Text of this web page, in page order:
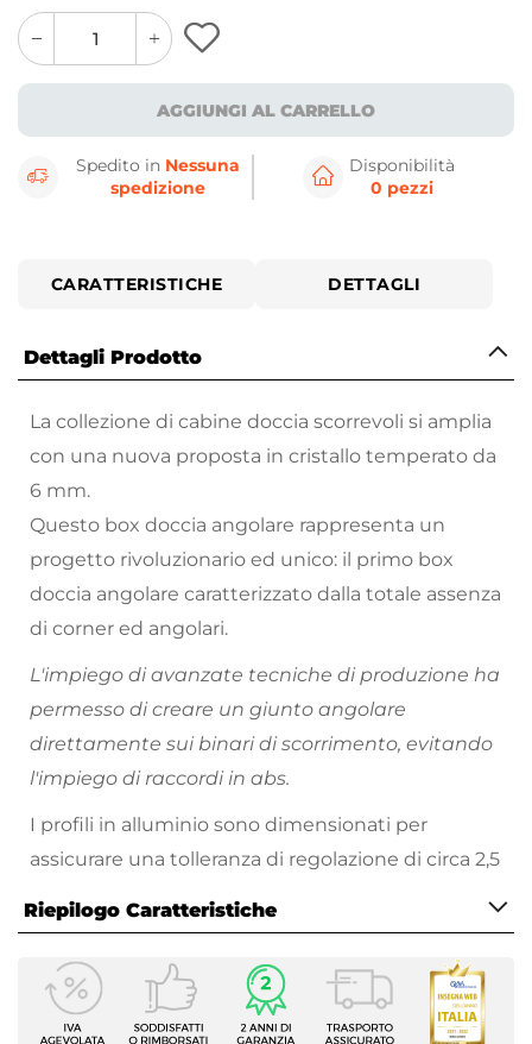
quantity
button
quantity
minus
button
AGGIUNGI AL CARRELLO
Spedito in Nessuna
spedizione
Disponibilità
0 pezzi
CARATTERISTICHE DETTAGLI
Dettagli Prodotto
La collezione di cabine doccia scorrevoli si amplia
con una nuova proposta in cristallo temperato da
6 mm.
Questo box doccia angolare rappresenta un
progetto rivoluzionario ed unico: il primo box
doccia angolare caratterizzato dalla totale assenza
di corner ed angolari.
L'impiego di avanzate tecniche di produzione ha
permesso di creare un giunto angolare
direttamente sui binari di scorrimento, evitando
l'impiego di raccordi in abs.
I profili in alluminio sono dimensionati per
assicurare una tolleranza di regolazione di circa 2,5
fuorisquadro ed adattamenti di misura.
Riepilogo Caratteristiche
Caratteristiche
Serie
Ebe